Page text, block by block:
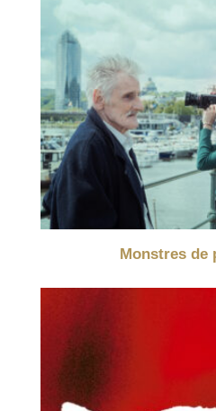
Monstres de